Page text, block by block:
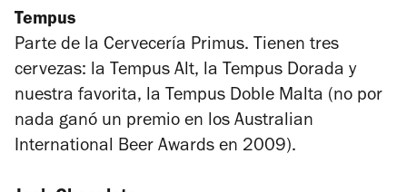
Tempus
Parte de la Cervecería Primus. Tienen tres
cervezas: la Tempus Alt, la Tempus Dorada y
nuestra favorita, la Tempus Doble Malta (no por
nada ganó un premio en los Australian
International Beer Awards en 2009).